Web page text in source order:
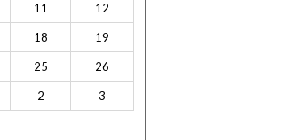
11 12
18 19
25 26
2 3